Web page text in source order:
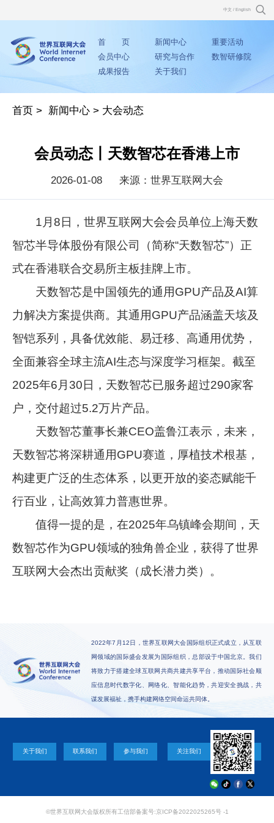
中文 / English
首 页 新闻中心
重要活动
会员中心
研究与合作
数智研修院
成果报告
关于我们
首页 > 新闻中心 > 大会动态
会员动态丨天数智芯在香港上市
2026-01-08 来源：世界互联网大会
1月8日，世界互联网大会会员单位上海天数
智芯半导体股份有限公司（简称“天数智芯”）正
式在香港联合交易所主板挂牌上市。
天数智芯是中国领先的通用GPU产品及AI算
力解决方案提供商。其通用GPU产品涵盖天垓及
智铠系列，具备优效能、易迁移、高通用优势，
全面兼容全球主流AI生态与深度学习框架。截至
2025年6月30日，天数智芯已服务超过290家客
户，交付超过5.2万片产品。
天数智芯董事长兼CEO盖鲁江表示，未来，
天数智芯将深耕通用GPU赛道，厚植技术根基，
构建更广泛的生态体系，以更开放的姿态赋能千
行百业，让高效算力普惠世界。
值得一提的是，在2025年乌镇峰会期间，天
数智芯作为GPU领域的独角兽企业，获得了世界
互联网大会杰出贡献奖（成长潜力类）。
2022年7月12日，世界互联网大会国际组织正式成立，从互联
网领域的国际盛会发展为国际组织，总部设于中国北京。我们
将致力于搭建全球互联网共商共建共享平台，推动国际社会顺
应信息时代数字化、网络化、智能化趋势，共迎安全挑战，共
谋发展福祉，携手构建网络空间命运共同体。
关于我们 联系我们 参与我们 关注我们
©世界互联网大会版权所有工信部备案号:京ICP备2022025265号 -1